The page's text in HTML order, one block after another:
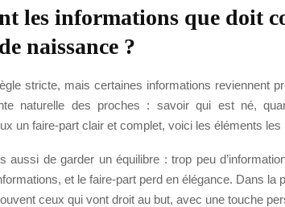
les informations que doit
naissance ?
stricte, mais certaines informations reviennent
naturelle des proches : savoir qui est né,
un faire-part clair et complet, voici les éléments les
aussi de garder un équilibre : trop peu
et le faire-part perd en élégance. Dans la
ceux qui vont droit au but, avec une touche